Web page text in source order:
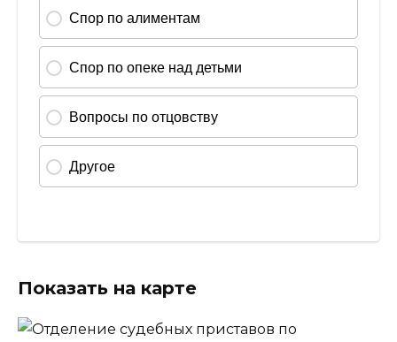
Показать на карте